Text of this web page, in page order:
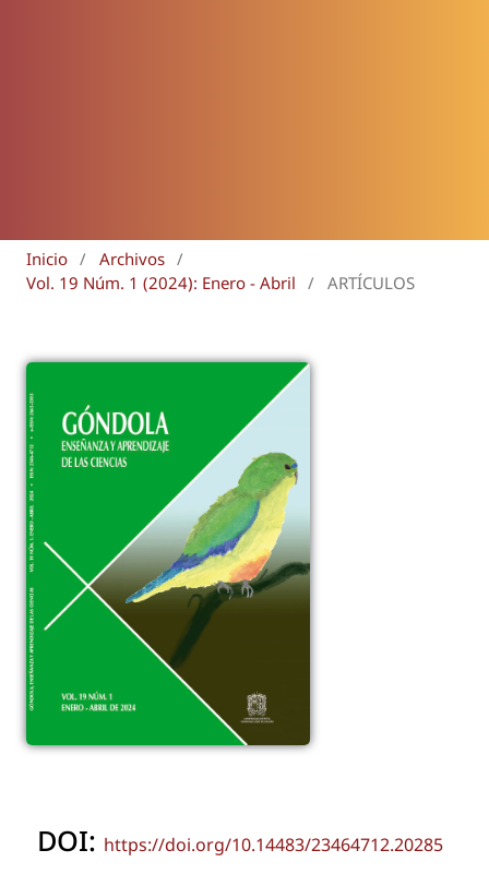
Inicio / Archivos /
Vol. 19 Núm. 1 (2024): Enero - Abril
/ ARTÍCULOS
DOI: https://doi.org/10.14483/23464712.20285